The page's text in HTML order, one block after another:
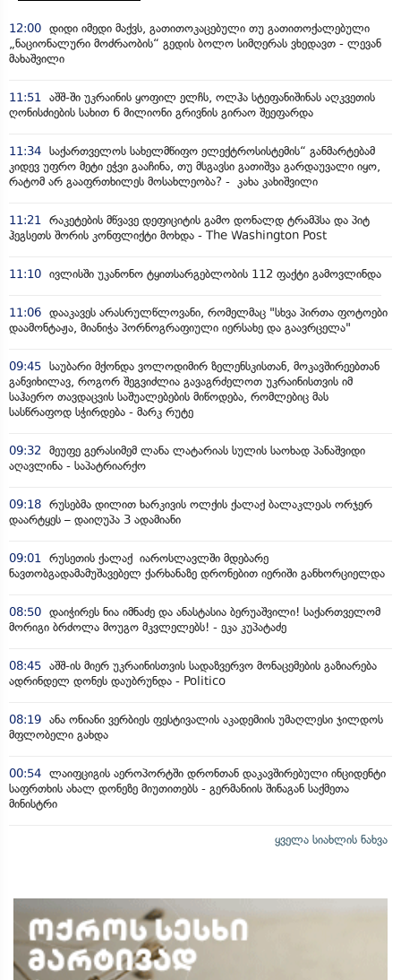
12:00 დიდი იმედი მაქვს, გათითოკაცებული თუ გათითოქალებული
„ნაციონალური მოძრაობის“ გედის ბოლო სიმღერას ვხედავთ - ლევან
მახაშვილი
11:51
აშშ-ში უკრაინის ყოფილ ელჩს, ოლჰა სტეფანიშინას აღკვეთის
ღონისძიების სახით 6 მილიონი გრივნის გირაო შეეფარდა
11:34 საქართველოს სახელმწიფო ელექტროსისტემის“ განმარტებამ
კიდევ უფრო მეტი ეჭვი გააჩინა, თუ მსგავსი გათიშვა გარდაუვალი იყო,
რატომ არ გააფრთხილეს მოსახლეობა? - კახა კახიშვილი
11:21
რაკეტების მწვავე დეფიციტის გამო დონალდ ტრამპსა და პიტ
ჰეგსეთს შორის კონფლიქტი მოხდა - The Washington Post
11:10 ივლისში უკანონო ტყითსარგებლობის 112 ფაქტი გამოვლინდა
11:06 დააკავეს არასრულწლოვანი, რომელმაც "სხვა პირთა ფოტოები
დაამონტაჟა, მიანიჭა პორნოგრაფიული იერსახე და გაავრცელა"
09:45 საუბარი მქონდა ვოლოდიმირ ზელენსკისთან, მოკავშირეებთან
განვიხილავ, როგორ შეგვიძლია გავაგრძელოთ უკრაინისთვის იმ
საჰაერო თავდაცვის საშუალებების მიწოდება, რომლებიც მას
სასწრაფოდ სჭირდება - მარკ რუტე
09:32
მეუფე გერასიმემ ლანა ლატარიას სულის საოხად პანაშვიდი
აღავლინა - საპატრიარქო
09:18 რუსებმა დილით ხარკივის ოლქის ქალაქ ბალაკლეას ორჯერ
დაარტყეს – დაიღუპა 3 ადამიანი
09:01
რუსეთის ქალაქ იაროსლავლში მდებარე
ნავთობგადამამუშავებელ ქარხანაზე დრონებით იერიში განხორციელდა
08:50 დაიჭირეს ნია იმნაძე და ანასტასია ბერუაშვილი! საქართველომ
მორიგი ბრძოლა მოუგო მკვლელებს! - ეკა კუპატაძე
08:45 აშშ-ის მიერ უკრაინისთვის სადაზვერვო მონაცემების გაზიარება
ადრინდელ დონეს დაუბრუნდა - Politico
08:19 ანა ონიანი ვერბიეს ფესტივალის აკადემიის უმაღლესი ჯილდოს
მფლობელი გახდა
00:54 ლაიფციგის აეროპორტში დრონთან დაკავშირებული ინციდენტი
საფრთხის ახალ დონეზე მიუთითებს - გერმანიის შინაგან საქმეთა
მინისტრი
ყველა სიახლის ნახვა